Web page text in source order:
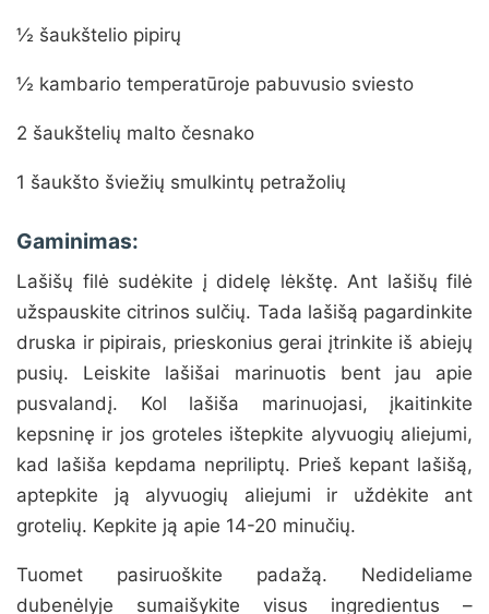
½ šaukštelio pipirų
½ kambario temperatūroje pabuvusio sviesto
2 šaukštelių malto česnako
1 šaukšto šviežių smulkintų petražolių
Gaminimas:
Lašišų filė sudėkite į didelę lėkštę. Ant lašišų filė
užspauskite citrinos sulčių. Tada lašišą pagardinkite
druska ir pipirais, prieskonius gerai įtrinkite iš abiejų
pusių. Leiskite lašišai marinuotis bent jau apie
pusvalandį. Kol lašiša marinuojasi, įkaitinkite
kepsninę ir jos groteles ištepkite alyvuogių aliejumi,
kad lašiša kepdama nepriliptų. Prieš kepant lašišą,
aptepkite ją alyvuogių aliejumi ir uždėkite ant
grotelių. Kepkite ją apie 14-20 minučių.
Tuomet pasiruoškite padažą. Nedideliame
dubenėlyje sumaišykite visus ingredientus –